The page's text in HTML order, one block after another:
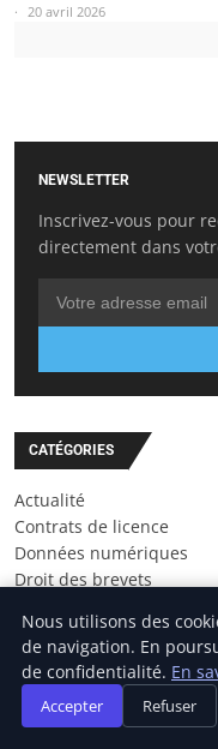
20 avril 2026
NEWSLETTER
Inscrivez-vous pour
directement dans
CATÉGORIES
Actualité
Contrats de licence
Données numériques
Droit des brevets
Protection des marques
Nous utilisons des
de navigation. En
de confidentialité. En
Accepter Refuser